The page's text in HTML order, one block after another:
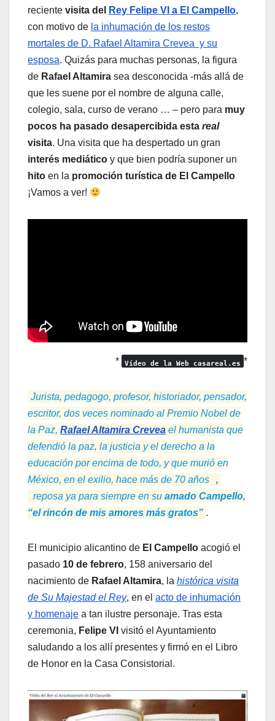
reciente visita del Rey Felipe VI a El Campello,
con motivo de la inhumación de los restos
mortales de D. Rafael Altamira Crevea y su
esposa. Quizás para muchas personas, la figura
de Rafael Altamira sea desconocida -más allá de
que les suene por el nombre de alguna calle,
colegio, sala, curso de verano … – pero para muy
pocos ha pasado desapercibida esta real
visita. Una visita que ha despertado un gran
interés mediático y que bien podría suponer un
hito en la promoción turística de El Campello
¡Vamos a ver!
* Vídeo de la Web casareal.es *
Jurista, pedagogo, profesor, historiador, pensador,
escritor, dos veces nominado al Premio Nobel de
la Paz, Rafael Altamira Crevea el humanista que
defendió la paz, la justicia y el derecho a la
educación por encima de todo, y que murió en
México, en el exilio, hace más de 70 años
,
reposa ya para siempre en su amado Campello,
“el rincón de mis amores más gratos” .
El municipio alicantino de El Campello acogió el
pasado 10 de febrero, 158 aniversario del
nacimiento de Rafael Altamira, la histórica visita
de Su Majestad el Rey, en el acto de inhumación
y homenaje a tan ilustre personaje. Tras esta
ceremonia, Felipe VI visitó el Ayuntamiento
saludando a los allí presentes y firmó en el Libro
de Honor en la Casa Consistorial.